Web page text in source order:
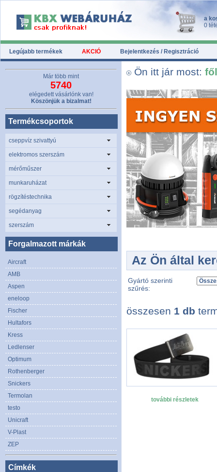
a
0
Legújabb termékek AKCIÓ Bejelentkezés / Regisztráció
Ön itt jár most:
Az Ön által
Gyártó szerinti
szűrés:
összesen 1 db
további részletek
Már több mint
5740
elégedett vásárlónk van!
Köszönjük a bizalmat!
Termékcsoportok
cseppvíz szivattyú
elektromos szerszám
mérőműszer
munkaruházat
rögzítéstechnika
segédanyag
szerszám
Forgalmazott márkák
Aircraft
AMB
Aspen
eneloop
Fischer
Hultafors
Kress
Ledlenser
Optimum
Rothenberger
Snickers
Termolan
testo
Unicraft
V-Plast
ZEP
Címkék